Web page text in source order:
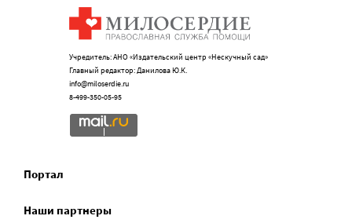
Учредитель: АНО «Издательский центр «Нескучный сад»
Главный редактор: Данилова Ю.К.
info@miloserdie.ru
8-499-350-05-95
Портал
Наши партнеры